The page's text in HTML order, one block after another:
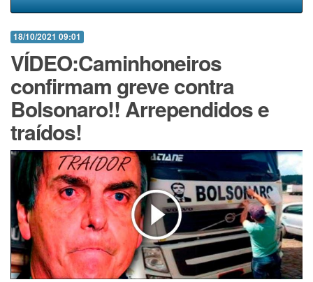
18/10/2021 09:01
VÍDEO:Caminhoneiros
confirmam greve contra
Bolsonaro!! Arrependidos e
traídos!